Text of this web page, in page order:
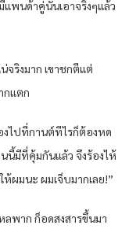
แพนด้าคู่นั้นเอาจริงๆแล้ว
ริงมาก เขาชกตีแต่
กแตก
งไปที่กานต์ทีไรก็ต้องหด
นี้มีที่คุ้มกันแล้ว จึงร้องไห้
ผมนะ ผมเจ็บมากเลย!”
ลพาก ก็อดสงสารขึ้นมา